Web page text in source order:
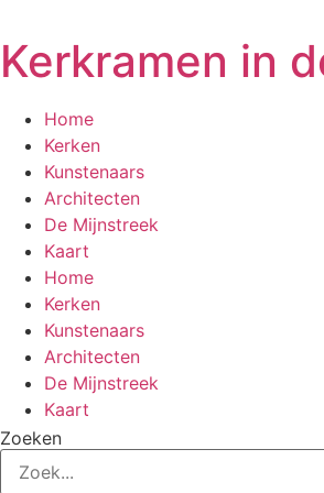
naar
de
Kerkramen in
Home
Kerken
Kunstenaars
Architecten
De Mijnstreek
Kaart
Home
Kerken
Kunstenaars
Architecten
De Mijnstreek
Kaart
Zoeken